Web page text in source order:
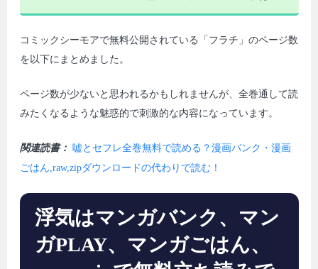
コミックシーモアで無料公開されている「フラチ」のページ数
を以下にまとめました。
ページ数が少ないと思われるかもしれませんが、全巻通して読
みたくなるような魅惑的で刺激的な内容になっています。
関連読書： 嘘とセフレ全巻無料で読める？漫画バンク・漫画
ごはん,raw,zipダウンロードの代わりで読む！
浮気はマンガバンク、マン
ガPLAY、マンガごはん、